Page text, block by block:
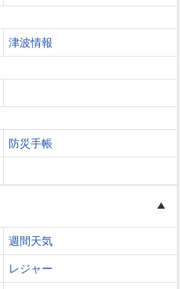
津波情報
防災手帳
週間天気
レジャー